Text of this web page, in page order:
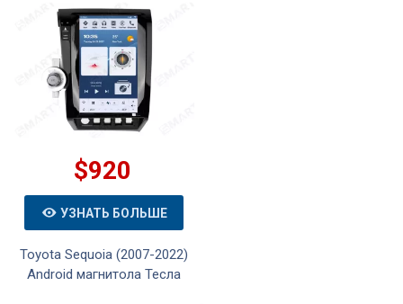
$920
УЗНАТЬ БОЛЬШЕ
Toyota Sequoia (2007-2022)
Android магнитола Тесла